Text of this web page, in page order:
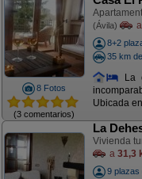
8 Fotos
(3 comentarios)
(Ávila) a
8+2
35 km
La
Ubicada
La
Vivienda
a 31,3
9 plazas